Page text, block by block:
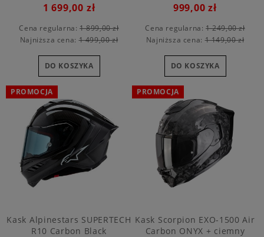
1 699,00 zł
Cena regularna: 1 899,00 zł
Najniższa cena:1 499,00 zł
DO KOSZYKA
999,00 zł
Cena regularna: 1 249,00 zł
Najniższa cena:1 149,00 zł
DO KOSZYKA
Kask Alpinestars SUPERTECH
R10 Carbon Black
PROMOCJA
Kask Scorpion EXO-1500 Air
Carbon ONYX + ciemny
PROMOCJA